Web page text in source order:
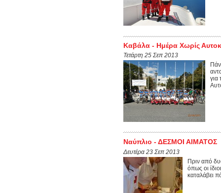
Καβάλα - Ημέρα Χωρίς
Τετάρτη 25 Σεπ 2013
για
Ναύπλιο - ΔΕΣΜΟΙ ΑΙΜΑΤΟΣ
Δευτέρα 23 Σεπ 2013
Πριν από
όπως οι
καταλάβει